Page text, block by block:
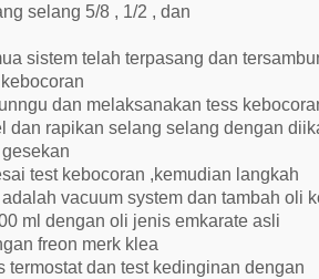
selang 5/8 , 1/2 , dan
sistem telah terpasang dan
dan melaksanakan tess
dan rapikan selang selang dengan
test kebocoran ,kemudian langkah
vacuum system dan tambah oli
ml dengan oli jenis emkarate asli
freon merk klea
termostat dan test kedinginan dengan